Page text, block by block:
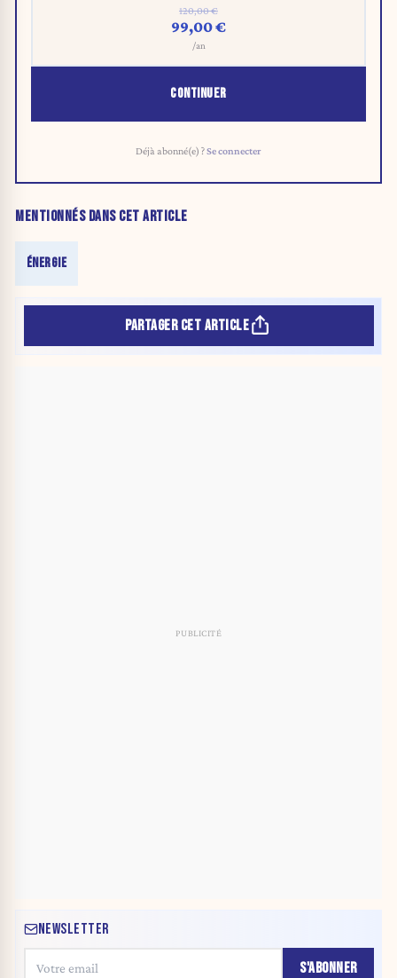
120,00 €
99,00 €
/an
CONTINUER
Déjà abonné(e) ?Se connecter
MENTIONNÉS DANS CET ARTICLE
ÉNERGIE
PARTAGER CET ARTICLE
NEWSLETTER
S'ABONNER